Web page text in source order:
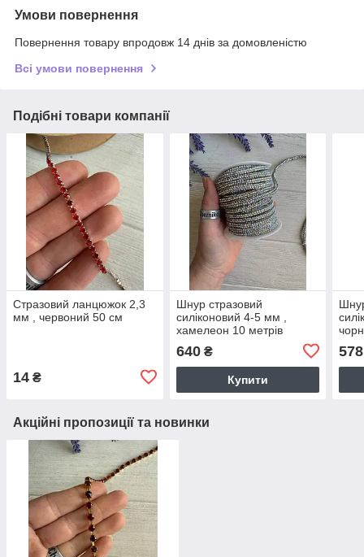
Умови повернення
Повернення товару впродовж 14 днів за домовленістю
Всі умови повернення
Подібні товари компанії
Стразовий ланцюжок 2,3
мм , червоний 50 см
14 ₴
Шнур стразовий
силіконовий 4-5 мм ,
хамелеон 10 метрів
640₴
Купити
578
Акційні пропозиції та новинки